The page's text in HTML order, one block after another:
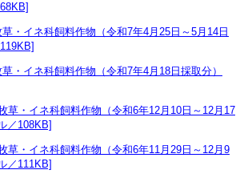
・イネ科飼料作物（令和7年4月25日～5月14日
・イネ科飼料作物（令和7年4月18日採取分）
草・イネ科飼料作物（令和6年12月10日～12月17
／108KB]
草・イネ科飼料作物（令和6年11月29日～12月9
／111KB]